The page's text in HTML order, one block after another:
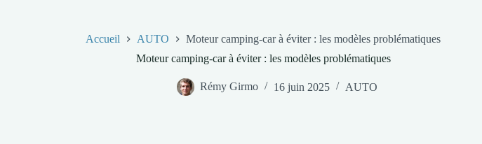
Accueil AUTO
Moteur camping-car à éviter : les modèles problématiques
Moteur camping-car à éviter : les modèles problématiques
Rémy Girmo 16 juin 2025 AUTO